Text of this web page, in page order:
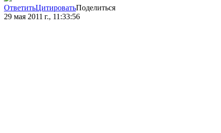
ОтветитьЦитироватьПоделиться
29 мая 2011 г., 11:33:56